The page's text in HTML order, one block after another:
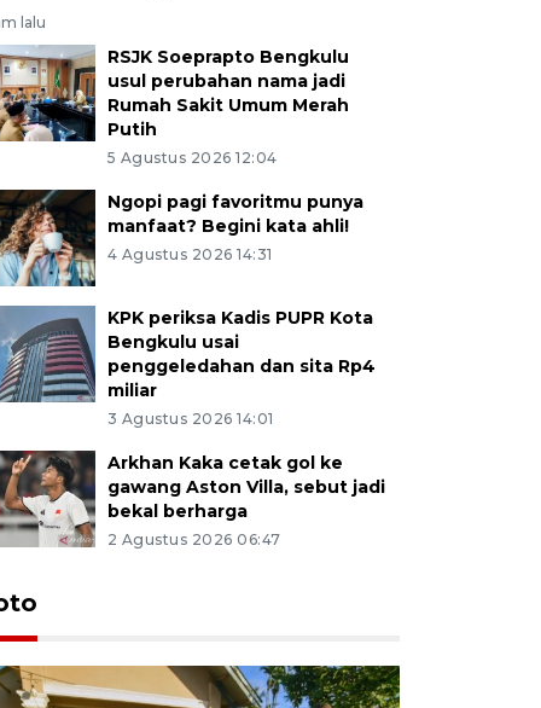
lalu
RSJK Soeprapto Bengkulu
usul perubahan nama jadi
Rumah Sakit Umum Merah
Putih
5 Agustus 2026 12:04
Ngopi pagi favoritmu punya
manfaat? Begini kata ahli!
4 Agustus 2026 14:31
KPK periksa Kadis PUPR Kota
Bengkulu usai
penggeledahan dan sita Rp4
miliar
3 Agustus 2026 14:01
Arkhan Kaka cetak gol ke
gawang Aston Villa, sebut jadi
bekal berharga
2 Agustus 2026 06:47